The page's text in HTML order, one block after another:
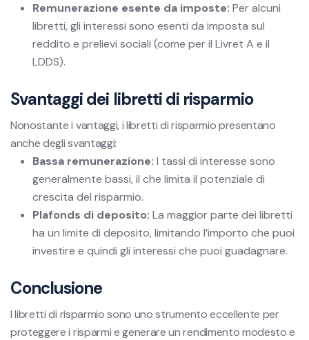
Remunerazione esente da imposte: Per alcuni
libretti, gli interessi sono esenti da imposta sul
reddito e prelievi sociali (come per il Livret A e il
LDDS).
Svantaggi dei libretti di risparmio
Nonostante i vantaggi, i libretti di risparmio presentano
anche degli svantaggi:
Bassa remunerazione: I tassi di interesse sono
generalmente bassi, il che limita il potenziale di
crescita del risparmio.
Plafonds di deposito: La maggior parte dei libretti
ha un limite di deposito, limitando l’importo che puoi
investire e quindi gli interessi che puoi guadagnare.
Conclusione
I libretti di risparmio sono uno strumento eccellente per
proteggere i risparmi e generare un rendimento modesto e